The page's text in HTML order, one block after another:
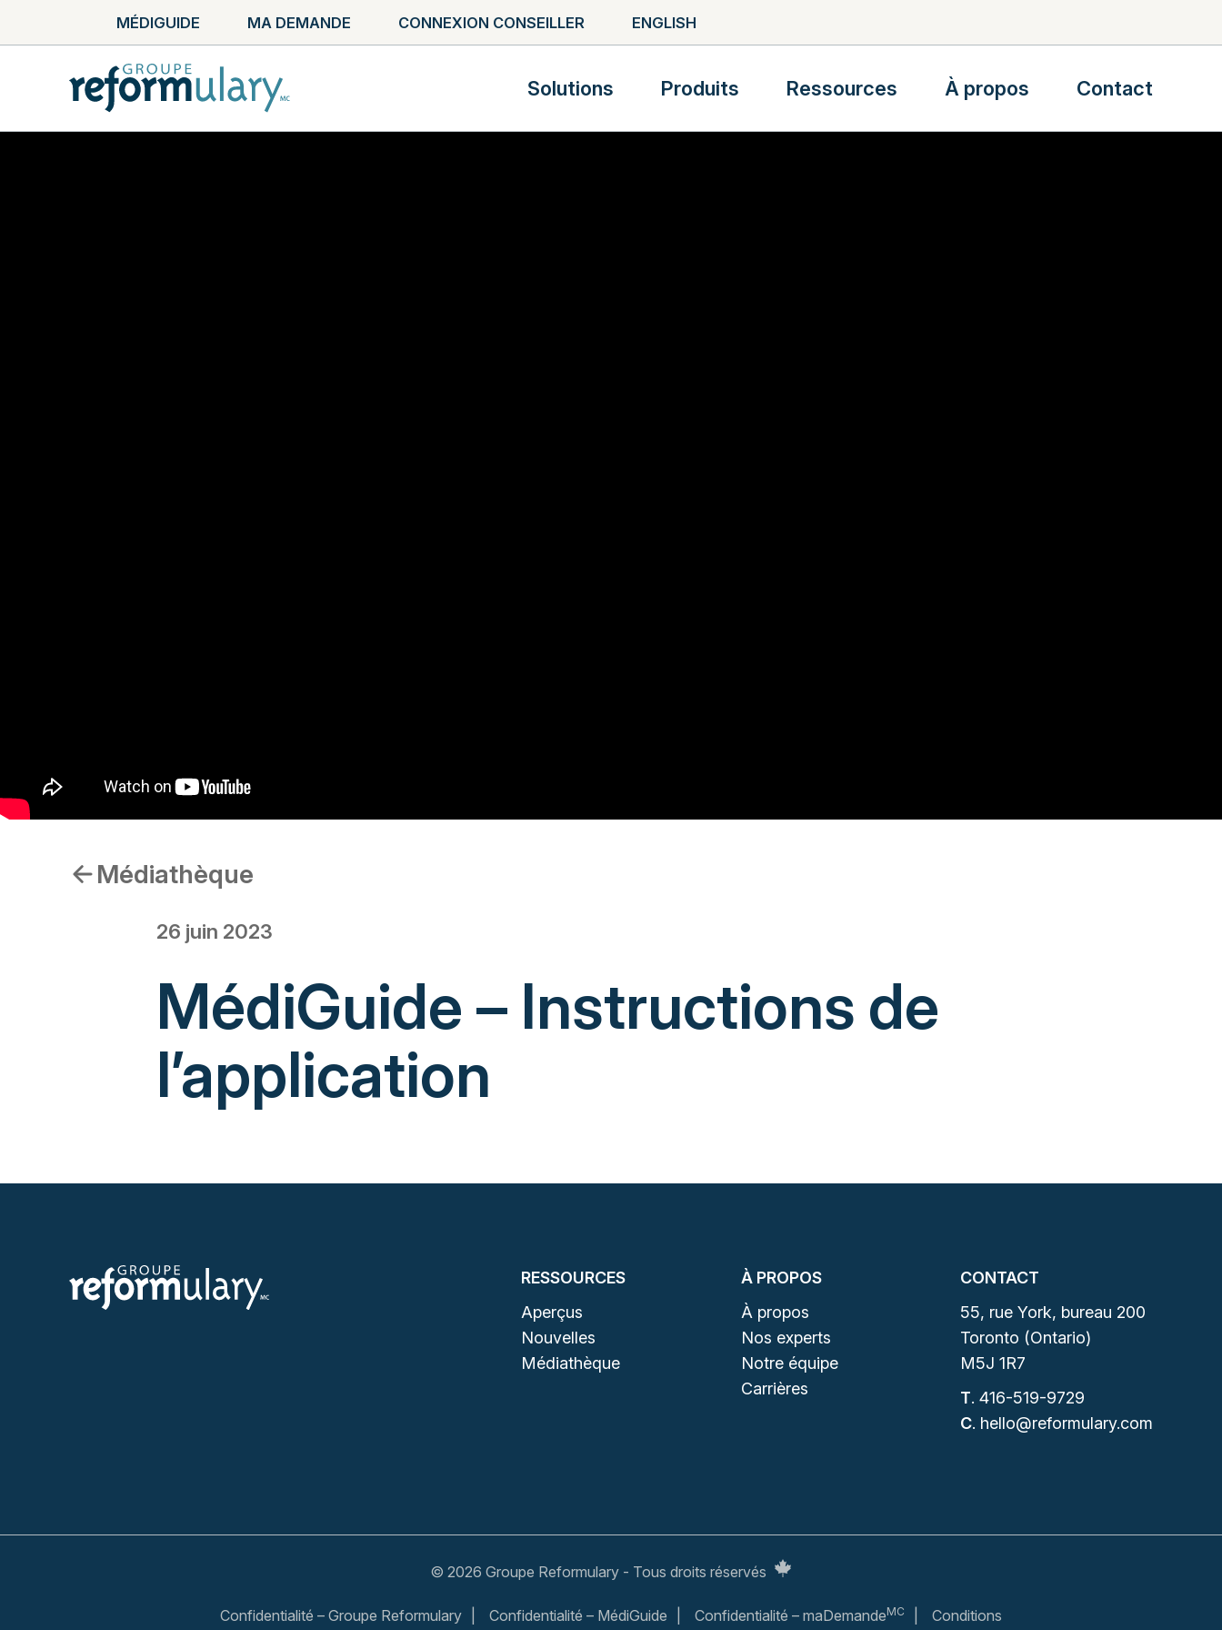
MÉDIGUIDE MA DEMANDE CONNEXION CONSEILLER ENGLISH
Solutions Produits Ressources À propos Contact
Médiathèque
26 juin 2023
MédiGuide – Instructions de
l’application
RESSOURCES
Aperçus
Nouvelles
Médiathèque
À PROPOS
À propos
Nos experts
Notre équipe
Carrières
CONTACT
55, rue York, bureau 200
Toronto (Ontario)
M5J 1R7
T.416-519-9729
C. hello@reformulary.com
© 2026 Groupe Reformulary - Tous droits réservés
Confidentialité – Groupe Reformulary Confidentialité – MédiGuide Confidentialité – maDemandeMC Conditions